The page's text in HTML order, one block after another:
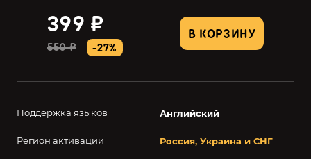
В КОРЗИНУ
399 ₽
550 ₽ -27%
Поддержка языков Английский
Регион активации Россия, Украина и СНГ